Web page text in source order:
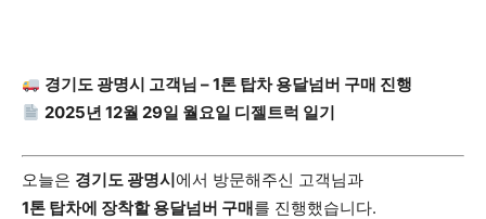
경기도 광명시 고객님 – 1톤 탑차 용달넘버 구매 진행
2025년 12월 29일 월요일 디젤트럭 일기
오늘은 경기도 광명시에서 방문해주신 고객님과
1톤 탑차에 장착할 용달넘버 구매를 진행했습니다.